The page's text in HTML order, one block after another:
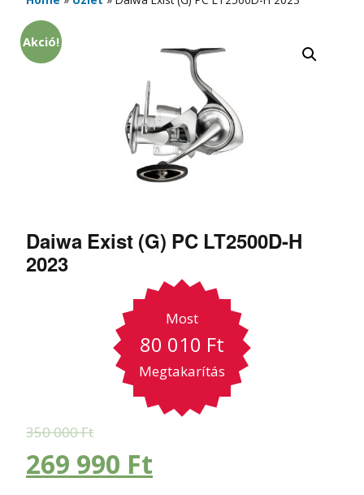
Akció!
Daiwa Exist (G) PC LT2500D-H
2023
Most
80 010 Ft
Megtakarítás
350 000Ft
269 990 Ft